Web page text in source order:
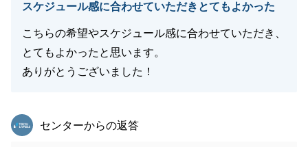
スケジュール感に合わせていただきとてもよかった
こちらの希望やスケジュール感に合わせていただき、
とてもよかったと思います。
ありがとうございました！
東急リバブル
センターからの返答